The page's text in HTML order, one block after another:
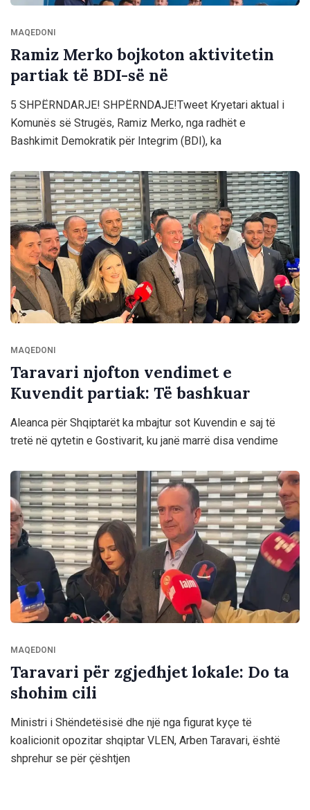
MAQEDONI
Ramiz Merko bojkoton aktivitetin
partiak të BDI-së në
5 SHPËRNDARJE! SHPËRNDAJE!Tweet Kryetari aktual i
Komunës së Strugës, Ramiz Merko, nga radhët e
Bashkimit Demokratik për Integrim (BDI), ka
MAQEDONI
Taravari njofton vendimet e
Kuvendit partiak: Të bashkuar
Aleanca për Shqiptarët ka mbajtur sot Kuvendin e saj të
tretë në qytetin e Gostivarit, ku janë marrë disa vendime
MAQEDONI
Taravari për zgjedhjet lokale: Do ta
shohim cili
Ministri i Shëndetësisë dhe një nga figurat kyçe të
koalicionit opozitar shqiptar VLEN, Arben Taravari, është
shprehur se për çështjen